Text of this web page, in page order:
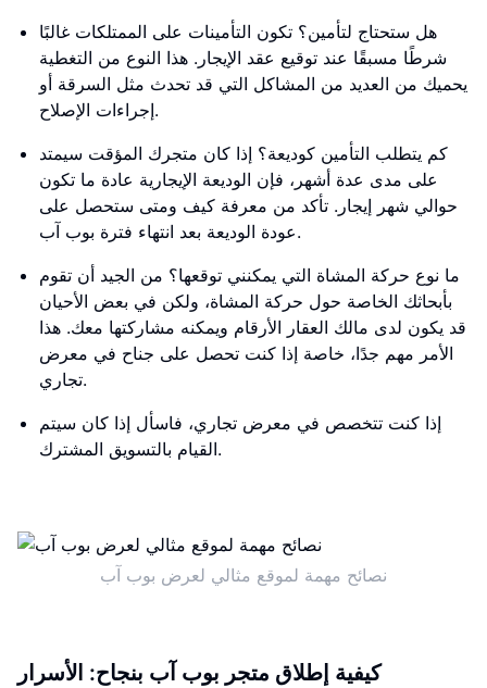
هل ستحتاج لتأمين؟ تكون التأمينات على الممتلكات غالبًا
شرطًا مسبقًا عند توقيع عقد الإيجار. هذا النوع من التغطية
يحميك من العديد من المشاكل التي قد تحدث مثل السرقة أو
إجراءات الإصلاح.
كم يتطلب التأمين كوديعة؟ إذا كان متجرك المؤقت سيمتد
على مدى عدة أشهر، فإن الوديعة الإيجارية عادة ما تكون
حوالي شهر إيجار. تأكد من معرفة كيف ومتى ستحصل على
عودة الوديعة بعد انتهاء فترة بوب آب.
ما نوع حركة المشاة التي يمكنني توقعها؟ من الجيد أن تقوم
بأبحاثك الخاصة حول حركة المشاة، ولكن في بعض الأحيان
قد يكون لدى مالك العقار الأرقام ويمكنه مشاركتها معك. هذا
الأمر مهم جدًا، خاصة إذا كنت تحصل على جناح في معرض
تجاري.
إذا كنت تتخصص في معرض تجاري، فاسأل إذا كان سيتم
القيام بالتسويق المشترك.
نصائح مهمة لموقع مثالي لعرض بوب آب
كيفية إطلاق متجر بوب آب بنجاح: الأسرار